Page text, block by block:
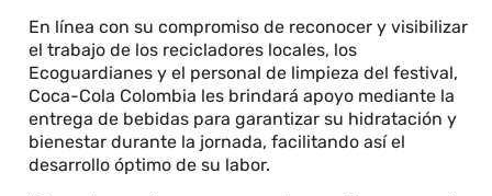
En línea con su compromiso de reconocer y visibilizar
el trabajo de los recicladores locales, los
Ecoguardianes y el personal de limpieza del festival,
Coca-Cola Colombia les brindará apoyo mediante la
entrega de bebidas para garantizar su hidratación y
bienestar durante la jornada, facilitando así el
desarrollo óptimo de su labor.